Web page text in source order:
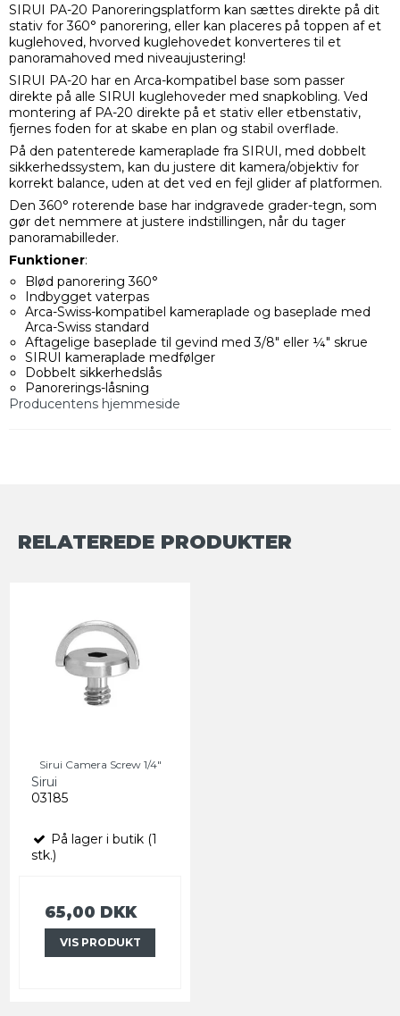
SIRUI PA-20 Panoreringsplatform kan sættes direkte på dit
stativ for 360° panorering, eller kan placeres på toppen af et
kuglehoved, hvorved kuglehovedet konverteres til et
panoramahoved med niveaujustering!
SIRUI PA-20 har en Arca-kompatibel base som passer
direkte på alle SIRUI kuglehoveder med snapkobling. Ved
montering af PA-20 direkte på et stativ eller etbenstativ,
fjernes foden for at skabe en plan og stabil overflade.
På den patenterede kameraplade fra SIRUI, med dobbelt
sikkerhedssystem, kan du justere dit kamera/objektiv for
korrekt balance, uden at det ved en fejl glider af platformen.
Den 360° roterende base har indgravede grader-tegn, som
gør det nemmere at justere indstillingen, når du tager
panoramabilleder.
Funktioner:
Blød panorering 360°
Indbygget vaterpas
Arca-Swiss-kompatibel kameraplade og baseplade med
Arca-Swiss standard
Aftagelige baseplade til gevind med 3/8" eller ¼" skrue
SIRUI kameraplade medfølger
Dobbelt sikkerhedslås
Panorerings-låsning
Producentens hjemmeside
RELATEREDE PRODUKTER
Sirui Camera Screw 1/4"
Sirui
03185
På lager i butik (1
stk.)
65,00 DKK
VIS PRODUKT